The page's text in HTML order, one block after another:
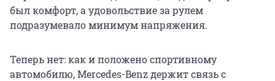
был комфорт, а удовольствие за рулем
подразумевало минимум напряжения.
Теперь нет: как и положено спортивному
автомобилю, Mercedes-Benz держит связь с